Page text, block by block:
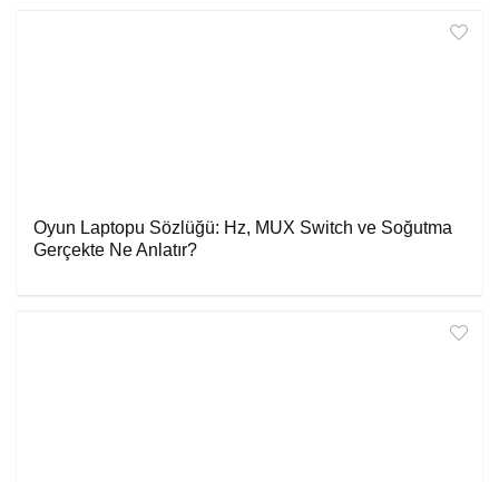
Oyun Laptopu Sözlüğü: Hz, MUX Switch ve Soğutma
Gerçekte Ne Anlatır?